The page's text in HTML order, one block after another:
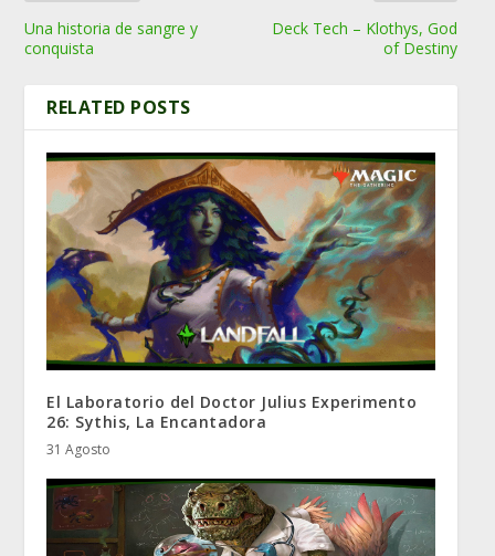
Una historia de sangre y
conquista
Deck Tech – Klothys, God
of Destiny
RELATED POSTS
El Laboratorio del Doctor Julius Experimento
26: Sythis, La Encantadora
31 Agosto